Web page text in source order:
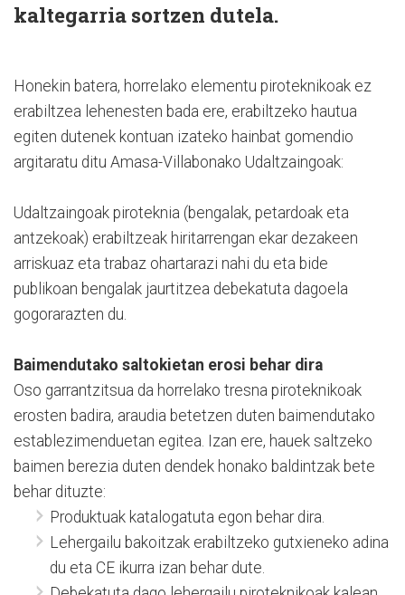
kaltegarria sortzen dutela.
Honekin batera, horrelako elementu piroteknikoak ez
erabiltzea lehenesten bada ere, erabiltzeko hautua
egiten dutenek kontuan izateko hainbat gomendio
argitaratu ditu Amasa-Villabonako Udaltzaingoak:
Udaltzaingoak piroteknia (bengalak, petardoak eta
antzekoak) erabiltzeak hiritarrengan ekar dezakeen
arriskuaz eta trabaz ohartarazi nahi du eta bide
publikoan bengalak jaurtitzea debekatuta dagoela
gogorarazten du.
Baimendutako saltokietan erosi behar dira
Oso garrantzitsua da horrelako tresna piroteknikoak
erosten badira, araudia betetzen duten baimendutako
establezimenduetan egitea. Izan ere, hauek saltzeko
baimen berezia duten dendek honako baldintzak bete
behar dituzte:
Produktuak katalogatuta egon behar dira.
Lehergailu bakoitzak erabiltzeko gutxieneko adina
du eta CE ikurra izan behar dute.